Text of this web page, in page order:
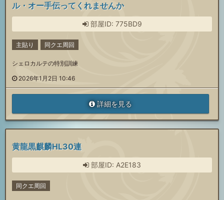
ル・オー手伝ってくれませんか
部屋ID: 775BD9
主貼り 同クエ周回
シェロカルテの特別訓練
2026年1月2日 10:46
詳細を見る
黄龍黒麒麟HL30連
部屋ID: A2E183
同クエ周回